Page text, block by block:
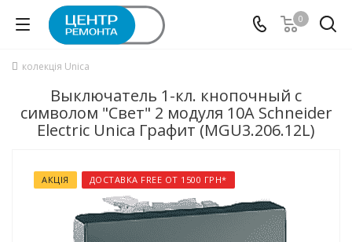
0
колекція Unica
Выключатель 1-кл. кнопочный с
символом "Свет" 2 модуля 10А Schneider
Electric Unica Графит (MGU3.206.12L)
АКЦІЯ ДОСТАВКА FREE ОТ 1500 ГРН*